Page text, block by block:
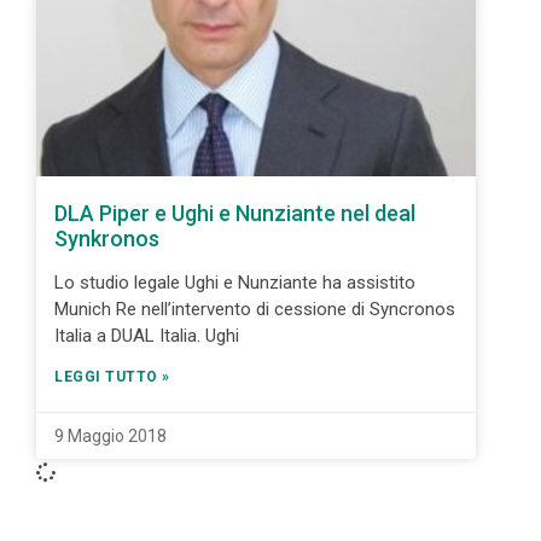
DLA Piper e Ughi e Nunziante nel deal
Synkronos
Lo studio legale Ughi e Nunziante ha assistito
Munich Re nell’intervento di cessione di Syncronos
Italia a DUAL Italia. Ughi
LEGGI TUTTO »
9 Maggio 2018